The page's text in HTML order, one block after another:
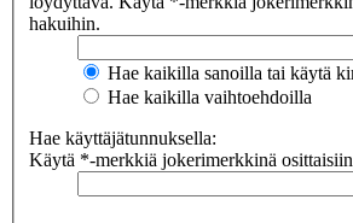
hakuihin.
Hae kaikilla sanoilla tai käytä
Hae kaikilla vaihtoehdoilla
Hae käyttäjätunnuksella:
Käytä *-merkkiä jokerimerkkinä